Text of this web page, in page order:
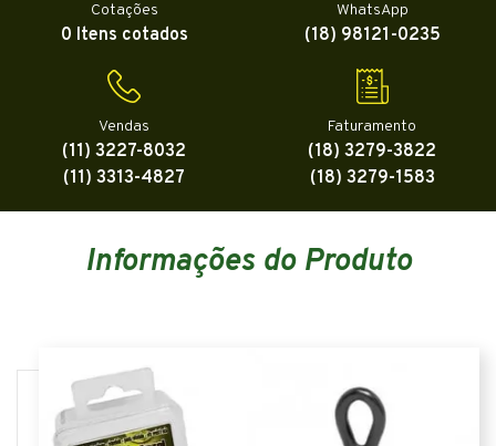
Cotações
0 Itens cotados
WhatsApp
(18) 98121-0235
Vendas
(11) 3227-8032
(11) 3313-4827
Faturamento
(18) 3279-3822
(18) 3279-1583
Informações do Produto